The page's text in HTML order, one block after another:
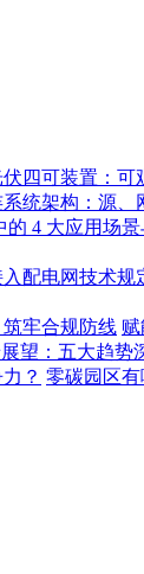
四可装置：
统架构：源、
4 大应用场
配电网技术规
牢合规防线
望：五大趋势
？ 零碳园区有